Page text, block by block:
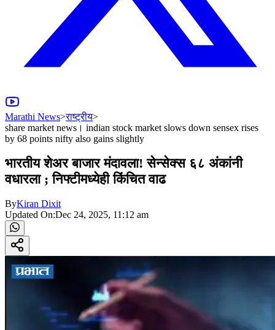
Marathi News>राष्ट्रीय>
share market news। indian stock market slows down sensex rises
by 68 points nifty also gains slightly
भारतीय शेअर बाजार मंदावला! सेन्सेक्स ६८ अंकांनी
वधारला ; निफ्टीमध्येही किंचित वाढ
ByKiran Dixit
Updated On:Dec 24, 2025, 11:12 am